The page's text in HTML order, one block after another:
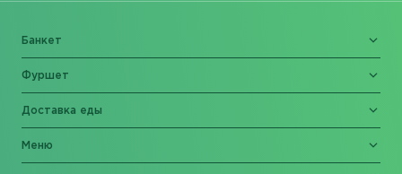
Банкет
Фуршет
Доставка еды
Меню